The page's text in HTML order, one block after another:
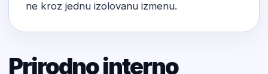
ne kroz jednu izolovanu izmenu.
Prirodno interno